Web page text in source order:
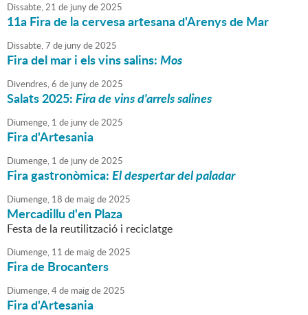
Dissabte,21 de junyde2025
11a Fira de la cervesa artesana d'Arenys de Mar
Dissabte,7 de junyde2025
Fira del mar i els vins salins:Mos
Divendres,6 de junyde2025
Salats 2025:Fira de vins d'arrels salines
Diumenge, 1 de junyde2025
Fira d'Artesania
Diumenge, 1 de junyde2025
Fira gastronòmica:El despertar del paladar
Diumenge, 18 de maigde2025
Mercadillu d'en Plaza
Festa de la reutilització i reciclatge
Diumenge, 11 de maigde2025
Fira de Brocanters
Diumenge,4de maigde2025
Fira d'Artesania